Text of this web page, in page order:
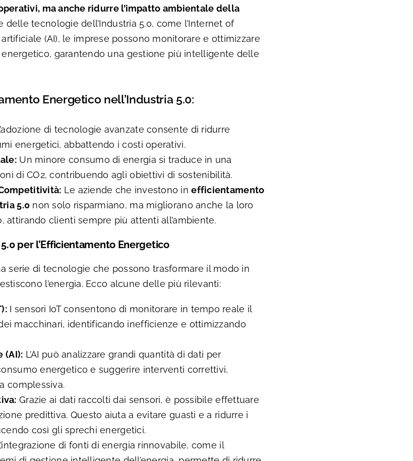
ma anche ridurre l’impatto ambientale della
delle tecnologie dell’Industria 5.0, come l’Internet of
artificiale (AI), le imprese possono monitorare e ottimizzare
garantendo una gestione più intelligente delle
Energetico nell’Industria 5.0:
di tecnologie avanzate consente di ridurre
energetici, abbattendo i costi operativi.
Un minore consumo di energia si traduce in una
di CO2, contribuendo agli obiettivi di sostenibilità.
Le aziende che investono inefficientamento
5.0 non solo risparmiano, ma migliorano anche la loro
attirando clienti sempre più attenti all’ambiente.
per l’Efficientamento Energetico
serie di tecnologie che possono trasformare il modo in
l’energia. Ecco alcune delle più rilevanti:
I sensori IoT consentono di monitorare in tempo reale il
macchinari, identificando inefficienze e ottimizzando
(AI): L’AI può analizzare grandi quantità di dati per
energetico e suggerire interventi correttivi,
complessiva.
Grazie ai dati raccolti dai sensori, è possibile effettuare
predittiva. Questo aiuta a evitare guasti e a ridurre i
così gli sprechi energetici.
di fonti di energia rinnovabile, come il